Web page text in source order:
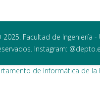
Facultad de Ingeniería -
Instagram:
de Informática de la